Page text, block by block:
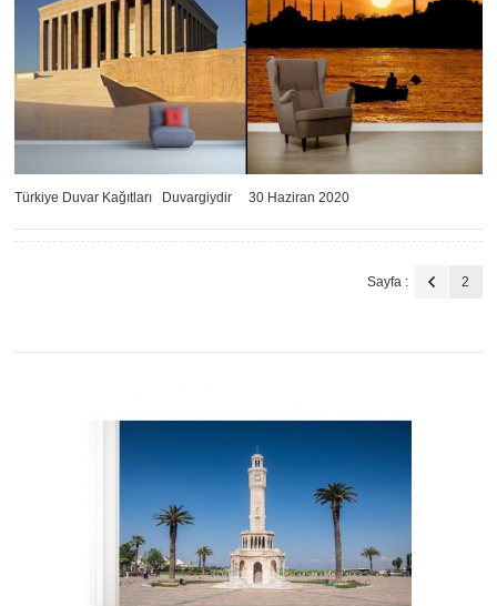
Türkiye Duvar Kağıtları Duvargiydir 30 Haziran 2020
Sayfa : 2